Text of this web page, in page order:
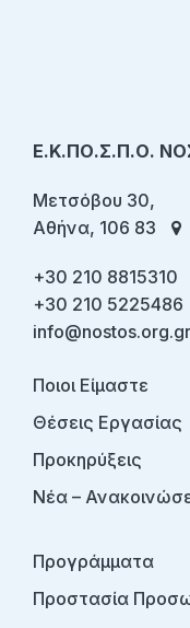
Ε.Κ.ΠΟ.Σ.Π.Ο.
Μετσόβου 30,
Αθήνα, 106 83
+30 210 8815310
+30 210 5225486
info@nostos.org.gr
Ποιοι Είμαστε
Θέσεις Εργασίας
Προκηρύξεις
Νέα –
Προγράμματα
Προστασία